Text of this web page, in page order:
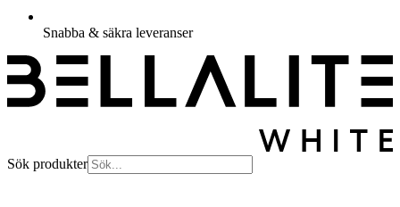
Snabba & säkra leveranser
Sök produkter